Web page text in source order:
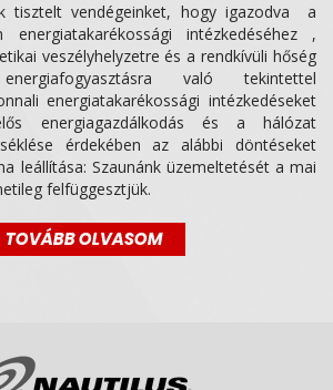
tisztelt vendégeinket, hogy igazodva a
energiatakarékossági intézkedéséhez ,
veszélyhelyzetre és a rendkívüli hőség
való tekintettel
energiatakarékossági intézkedéseket
energiagazdálkodás és a hálózat
érdekében az alábbi döntéseket
leállítása: Szaunánk üzemeltetését a mai
felfüggesztjük.
TOVÁBB OLVASOM